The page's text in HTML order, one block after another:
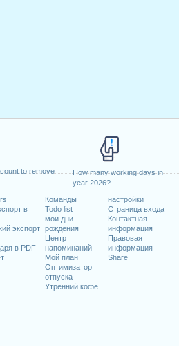
to remove
How many working days in
year 2026?
в
экспорт
в PDF
Команды
Todo list
мои дни
рождения
Центр
напоминаний
Мой план
Оптимизатор
отпуска
Утренний кофе
настройки
Страница входа
Контактная
информация
Правовая
информация
Share